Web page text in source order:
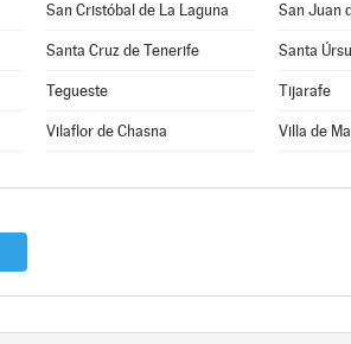
San Cristóbal de La Laguna San Juan
Santa Cruz de Tenerife Santa
Tegueste Tijarafe
Vilaflor de Chasna Villa de